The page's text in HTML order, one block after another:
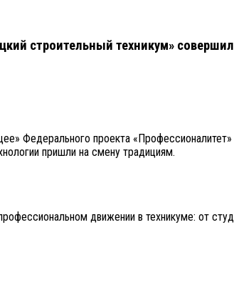
строительный техникум»
Федерального проекта
пришли на смену традициям.
движении в техникуме: от